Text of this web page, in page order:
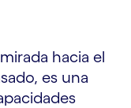
hacia el
es una